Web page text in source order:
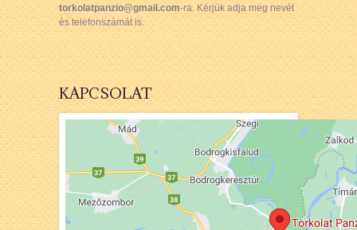
torkolatpanzio@gmail.com-ra. Kérjük adja meg nevét
és telefonszámát is.
KAPCSOLAT